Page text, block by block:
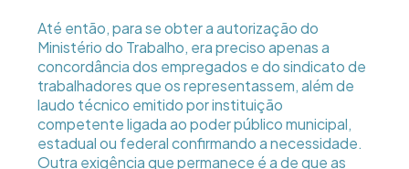
Até então, para se obter a autorização do
Ministério do Trabalho, era preciso apenas a
concordância dos empregados e do sindicato de
trabalhadores que os representassem, além de
laudo técnico emitido por instituição
competente ligada ao poder público municipal,
estadual ou federal confirmando a necessidade.
Outra exigência que permanece é a de que as